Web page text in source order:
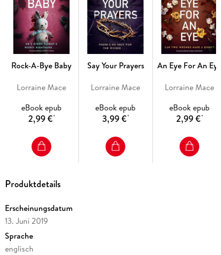
As the body count rises, Paolo and his team grapple with
what could be their most complex case to date. But just when
they think the game is up, they make a shocking discovery
that leads them close to home.
With so much at stake, can DI Sterling uncover the truth
before it's too late? Or will those closest to him pay the
Lorraine Mace returns with the third unflinching and totally
gripping instalment in her dark and gritty series featuring DI
Paolo Sterling. Perfect for fans of Angela Marsons, M. J.
Rock-A-Bye Baby
Lorraine Mace
eBook epub
2,99 €*
Say Your Prayers
Lorraine Mace
eBook epub
3,99 €*
An Eye For An
Lorraine Mace
eBook epub
2,99 €*
Produktdetails
Erscheinungsdatum
13. Juni 2019
Sprache
englisch